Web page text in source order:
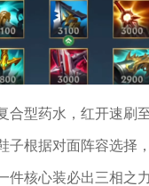
合型药水，红开速刷
子根据对面阵容选择
件核心装必出三相之